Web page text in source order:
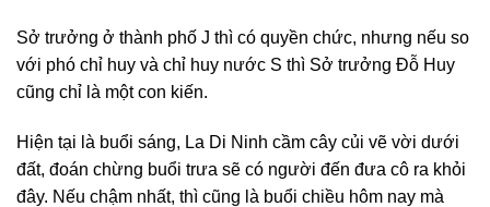
Sở trưởng ở thành phố J thì có quyền chức, nhưng nếu so
với phó chỉ huy và chỉ huy nước S thì Sở trưởng Đỗ Huy
cũng chỉ là một con kiến.
Hiện tại là buổi sáng, La Di Ninh cầm cây củi vẽ vời dưới
đất, đoán chừng buổi trưa sẽ có người đến đưa cô ra khỏi
đây. Nếu chậm nhất, thì cũng là buổi chiều hôm nay mà